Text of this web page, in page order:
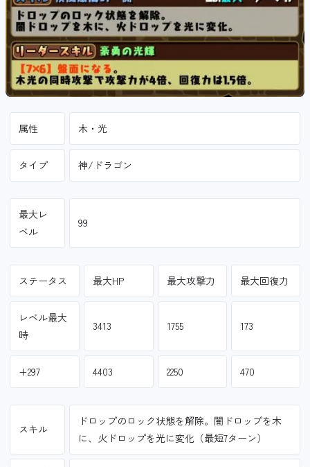
属性 木・光
タイプ 神/ドラゴン
最大レ
ベル
99
ステータス 最大HP 最大攻撃力 最大回復力
レベル最大
時
3413 1755 173
+297 4403 2250 470
スキル
ドロップのロック状態を解除。闇ドロップを木
に、火ドロップを光に変化（最短7ターン）